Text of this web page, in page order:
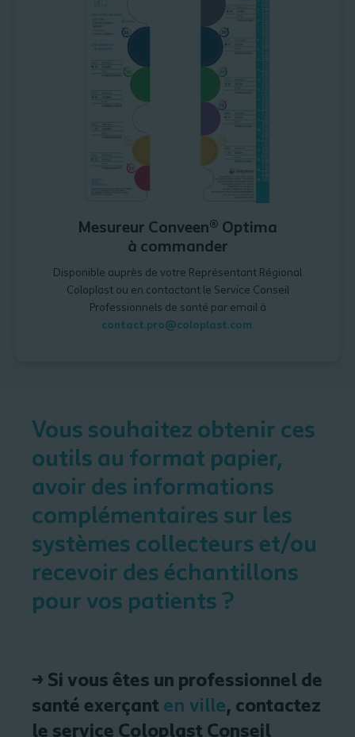
Mesureur Conveen® Optima
à commander
Disponible auprès de votre Représentant Régional
Coloplast ou en contactant le Service Conseil
Professionnels de santé par email à
contact.pro@coloplast.com.
Vous souhaitez obtenir ces
outils au format papier,
avoir des informations
complémentaires sur les
systèmes collecteurs et/ou
recevoir des échantillons
pour vos patients ?
→ Si vous êtes un professionnel de
santé exerçant en ville, contactez
le service Coloplast Conseil